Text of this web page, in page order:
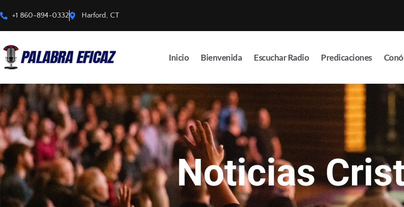
+1 860-894-0332 Harford, CT
Inicio Bienvenida Escuchar Radio Predicaciones
Noticias